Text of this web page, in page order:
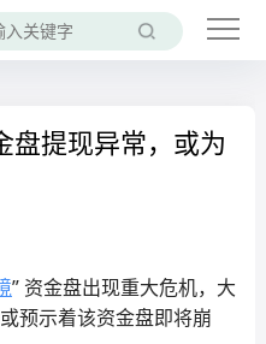
盘提现异常，或为
” 资金盘出现重大危机，大
预示着该资金盘即将崩